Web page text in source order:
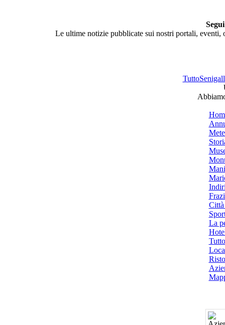
Le ultime notizie pubblicate sui nostri portali,
Città
La